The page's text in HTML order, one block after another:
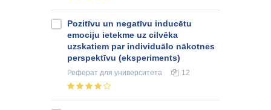
Pozitīvu un negatīvu inducētu
emociju ietekme uz cilvēka
uzskatiem par individuālo nākotnes
perspektīvu (eksperiments)
Реферат для университета 12